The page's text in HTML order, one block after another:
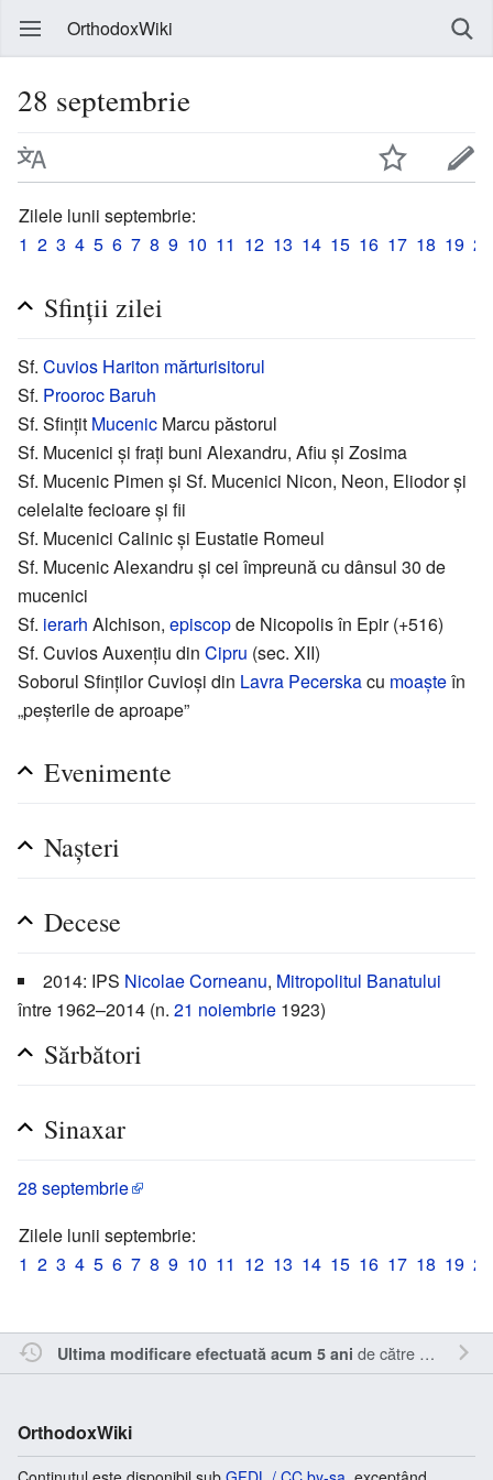
OrthodoxWiki
28 septembrie
Zilele lunii septembrie:
1 2 3 4 5 6 7 8 9 10 11 12 13 14 15 16 17 18 19 20
Sfinții zilei
Sf. Cuvios Hariton mărturisitorul
Sf. Prooroc Baruh
Sf. Sfințit Mucenic Marcu păstorul
Sf. Mucenici și frați buni Alexandru, Afiu și Zosima
Sf. Mucenic Pimen și Sf. Mucenici Nicon, Neon, Eliodor și
celelalte fecioare și fii
Sf. Mucenici Calinic și Eustatie Romeul
Sf. Mucenic Alexandru și cei împreună cu dânsul 30 de
mucenici
Sf. ierarh Alchison, episcopde Nicopolis în Epir (+516)
Sf. Cuvios Auxențiu din Cipru (sec. XII)
Soborul Sfinților Cuvioși din Lavra Pecerskacu moașteîn
„peșterile de aproape”
Evenimente
Nașteri
Decese
2014: IPS Nicolae Corneanu, Mitropolitul Banatului
între 1962–2014 (n. 21 noiembrie 1923)
Sărbători
Sinaxar
28 septembrie
Zilele lunii septembrie:
1 2 3 4 5 6 7 8 9 10 11 12 13 14 15 16 17 18 19 20
Ultima modificare efectuată acum 5 ani de către Oql
OrthodoxWiki